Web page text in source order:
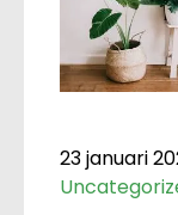
23 januari